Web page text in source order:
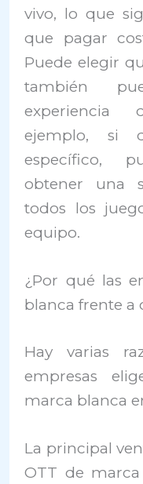
vivo, lo que
que pagar
Puede elegir
también
experiencia
ejemplo, si
específico,
obtener una
todos los
equipo.
¿Por qué las
blanca frente a
Hay varias
empresas
marca blanca
La principal
OTT de